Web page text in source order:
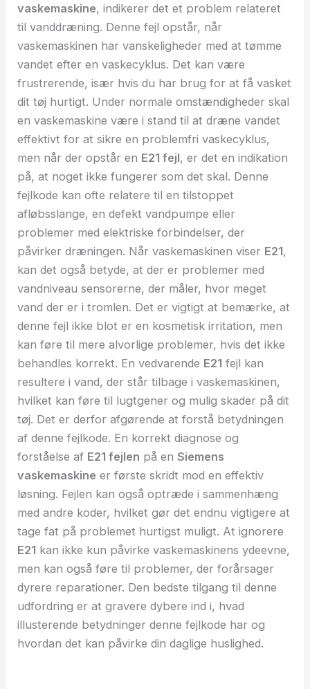
vaskemaskine, indikerer det et problem relateret
til vanddræning. Denne fejl opstår, når
vaskemaskinen har vanskeligheder med at tømme
vandet efter en vaskecyklus. Det kan være
frustrerende, især hvis du har brug for at få vasket
dit tøj hurtigt. Under normale omstændigheder skal
en vaskemaskine være i stand til at dræne vandet
effektivt for at sikre en problemfri vaskecyklus,
men når der opstår en E21 fejl, er det en indikation
på, at noget ikke fungerer som det skal. Denne
fejlkode kan ofte relatere til en tilstoppet
afløbsslange, en defekt vandpumpe eller
problemer med elektriske forbindelser, der
påvirker dræningen. Når vaskemaskinen viser E21,
kan det også betyde, at der er problemer med
vandniveau sensorerne, der måler, hvor meget
vand der er i tromlen. Det er vigtigt at bemærke, at
denne fejl ikke blot er en kosmetisk irritation, men
kan føre til mere alvorlige problemer, hvis det ikke
behandles korrekt. En vedvarende E21 fejl kan
resultere i vand, der står tilbage i vaskemaskinen,
hvilket kan føre til lugtgener og mulig skader på dit
tøj. Det er derfor afgørende at forstå betydningen
af denne fejlkode. En korrekt diagnose og
forståelse af E21 fejlen på enSiemens
vaskemaskine er første skridt mod en effektiv
løsning. Fejlen kan også optræde i sammenhæng
med andre koder, hvilket gør det endnu vigtigere at
tage fat på problemet hurtigst muligt. At ignorere
E21 kan ikke kun påvirke vaskemaskinens ydeevne,
men kan også føre til problemer, der forårsager
dyrere reparationer. Den bedste tilgang til denne
udfordring er at gravere dybere ind i, hvad
illusterende betydninger denne fejlkode har og
hvordan det kan påvirke din daglige huslighed.